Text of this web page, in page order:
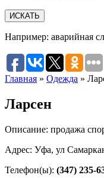
Например: аварийная
Главная » Одежда »
Ларсен
Описание: продажа
Адрес: Уфа, ул
Телефон(ы): (347) 235-